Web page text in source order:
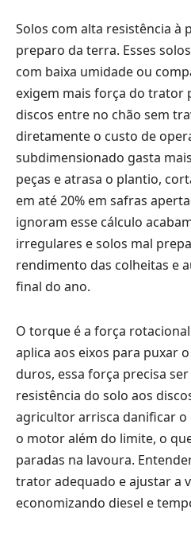
Solos com alta resistência à
preparo da terra. Esses
com baixa umidade ou
exigem mais força do trator
discos entre no chão sem
diretamente o custo de
subdimensionado gasta
peças e atrasa o plantio,
em até 20% em safras
ignoram esse cálculo
irregulares e solos mal
rendimento das colheitas e
final do ano.
O torque é a força
aplica aos eixos para puxar
duros, essa força precisa
resistência do solo aos
agricultor arrisca danificar
o motor além do limite, o
paradas na lavoura.
trator adequado e ajustar a
economizando diesel e